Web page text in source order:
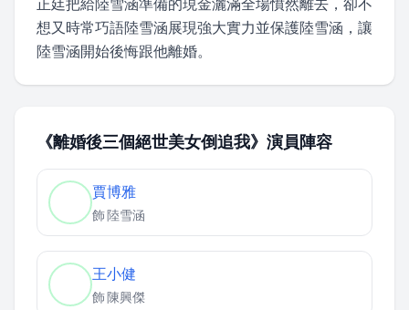
想又時常巧語陸雪涵展現強大實力並保護陸雪涵，讓
陸雪涵開始後悔跟他離婚。
《離婚後三個絕世美女倒追我》演員陣容
賈博雅
飾陸雪涵
王小健
飾陳興傑